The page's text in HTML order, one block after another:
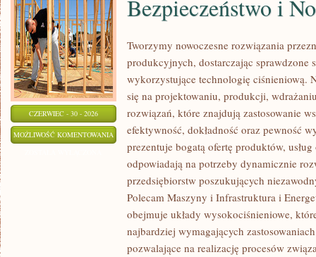
CZERWIEC - 30 - 2026
MOŻLIWOŚĆ KOMENTOWANIA BEZPIECZEŃSTWO
NORMY
Bezpieczeństwo i
Tworzymy nowoczesne rozwiązania
produkcyjnych, dostarczając sprawdzone
wykorzystujące technologię ciśnieniową.
się na projektowaniu, produkcji,
rozwiązań, które znajdują zastosowanie
efektywność, dokładność oraz pewność
prezentuje bogatą ofertę produktów,
odpowiadają na potrzeby dynamicznie
przedsiębiorstw poszukujących
Polecam Maszyny i Infrastruktura i
obejmuje układy wysokociśnieniowe,
najbardziej wymagających
pozwalające na realizację procesów